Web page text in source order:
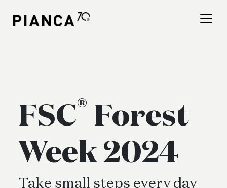
note:
Часто задаваемые вопросы
FSC® Forest
Week 2024
Take small steps every day